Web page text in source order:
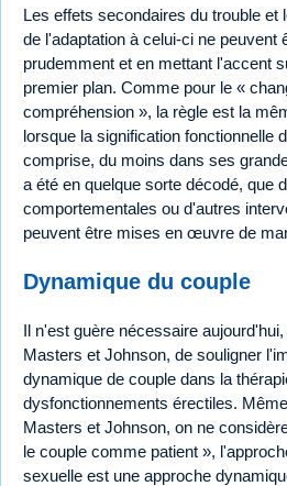
Les effets secondaires du trouble
de l'adaptation à celui-ci ne peuvent
prudemment et en mettant l'accent
premier plan. Comme pour le «
compréhension », la règle est la
lorsque la signification fonctionnelle
comprise, du moins dans ses
a été en quelque sorte décodé, que
comportementales ou d'autres
peuvent être mises en œuvre de
Dynamique du couple
Il n'est guère nécessaire
Masters et Johnson, de souligner
dynamique de couple dans la
dysfonctionnements érectiles.
Masters et Johnson, on ne
le couple comme patient »,
sexuelle est une approche